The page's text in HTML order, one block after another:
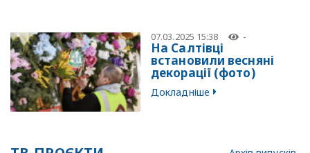
07.03.2025 15:38 -
На Салтівці
встановили весняні
декорації (фото)
Докладніше